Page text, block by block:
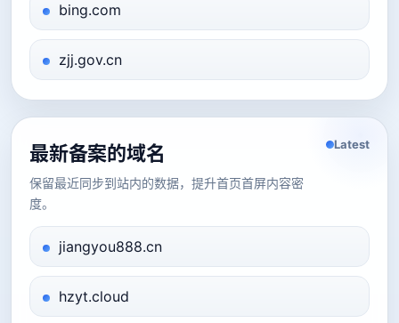
bing.com
zjj.gov.cn
最新备案的域名
保留最近同步到站内的数据，提升首页首屏内容密
度。
Latest
jiangyou888.cn
hzyt.cloud